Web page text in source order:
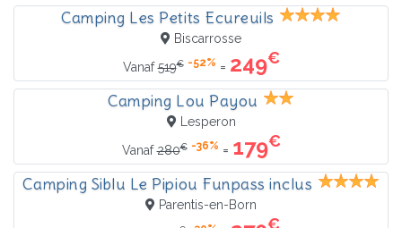
Camping Les Petits Ecureuils
Biscarrosse
Vanaf519€ -52% = 249€
Camping Lou Payou
Lesperon
Vanaf280€ -36% = 179€
Camping Siblu Le Pipiou Funpass inclus
Parentis-en-Born